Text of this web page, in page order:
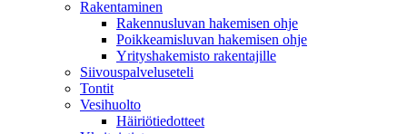
Rakentaminen
Rakennusluvan hakemisen ohje
Poikkeamisluvan hakemisen ohje
Yrityshakemisto rakentajille
Siivouspalveluseteli
Tontit
Vesihuolto
Häiriötiedotteet